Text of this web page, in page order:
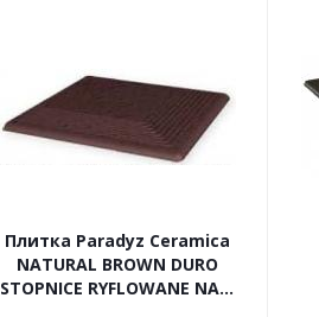
Плитка Paradyz Ceramica
NATURAL BROWN DURO
STOPNICE RYFLOWANE NA...